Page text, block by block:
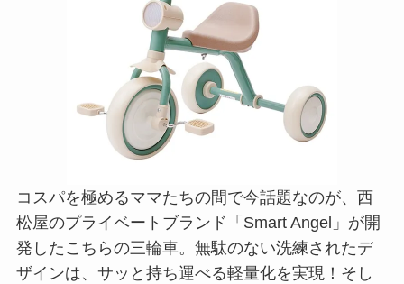
コスパを極めるママたちの間で今話題なのが、西
松屋のプライベートブランド「Smart Angel」が開
発したこちらの三輪車。無駄のない洗練されたデ
ザインは、サッと持ち運べる軽量化を実現！そし